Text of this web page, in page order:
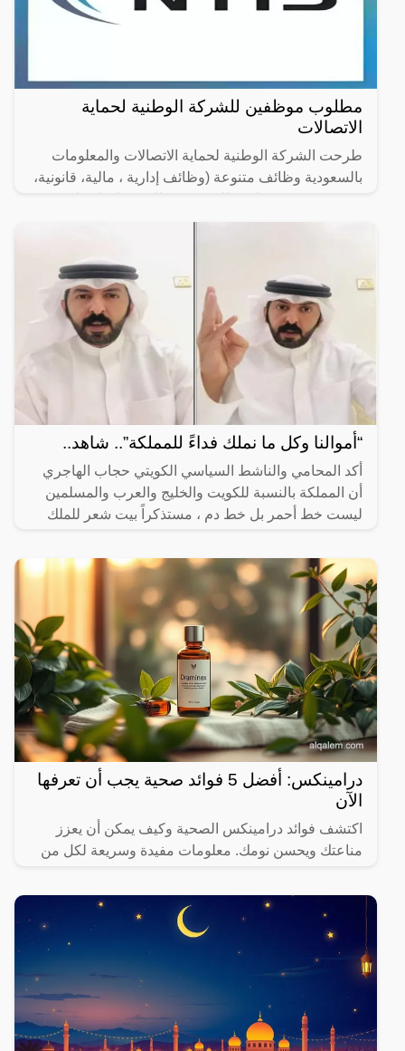
مطلوب موظفين للشركة الوطنية لحماية
الاتصالات
طرحت الشركة الوطنية لحماية الاتصالات والمعلومات
بالسعودية وظائف متنوعة (وظائف إدارية ، مالية، قانونية،
“أموالنا وكل ما نملك فداءً للمملكة”.. شاهد..
أكد المحامي والناشط السياسي الكويتي حجاب الهاجري
أن المملكة بالنسبة للكويت والخليج والعرب والمسلمين
ليست خط أحمر بل خط دم ، مستذكراً بيت شعر للملك
درامينكس: أفضل 5 فوائد صحية يجب أن تعرفها
الآن
اكتشف فوائد درامينكس الصحية وكيف يمكن أن يعزز
مناعتك ويحسن نومك. معلومات مفيدة وسريعة لكل من